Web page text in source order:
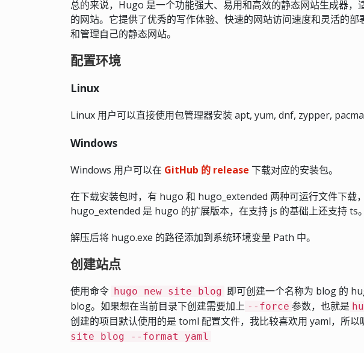
总的来说，Hugo 是一个功能强大、易用和高效的静态网站生成器，
的网站。它提供了优秀的写作体验、快速的网站访问速度和灵活的
和管理自己的静态网站。
配置环境
Linux
Linux 用户可以直接使用包管理器安装 apt, yum, dnf, zypper,
Windows
Windows 用户可以在 GitHub 的 release 下载对应的安装包。
在下载安装包时，有 hugo 和 hugo_extended 两种可运行文件下载
hugo_extended 是 hugo 的扩展版本，在支持 js 的基础上还支持 ts。
解压后将 hugo.exe 的路径添加到系统环境变量 Path 中。
创建站点
使用命令 hugo new site blog 即可创建一个名称为 blog 的
blog。如果想在当前目录下创建需要加上 --force 参数，也就是
创建的项目默认使用的是 toml 配置文件，我比较喜欢用 yaml，所以
site blog --format yaml